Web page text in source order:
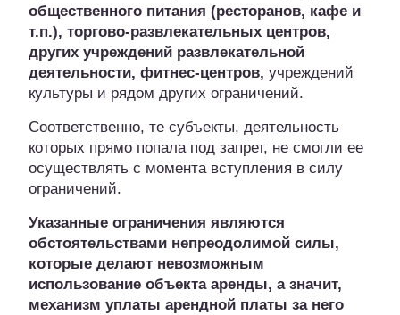
общественного питания (ресторанов, кафе и
т.п.), торгово-развлекательных центров,
других учреждений развлекательной
деятельности, фитнес-центров, учреждений
культуры и рядом других ограничений.
Соответственно, те субъекты, деятельность
которых прямо попала под запрет, не смогли ее
осуществлять с момента вступления в силу
ограничений.
Указанные ограничения являются
обстоятельствами непреодолимой силы,
которые делают невозможным
использование объектааренды, а значит,
механизм уплаты арендной платы за него